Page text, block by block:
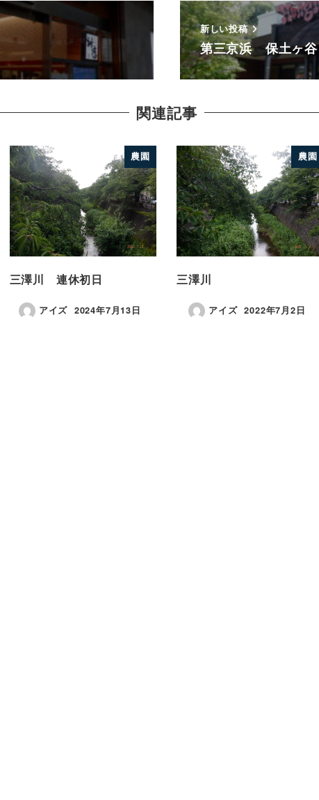
新しい投稿
第三京浜 保土ヶ谷
関連記事
農園
三澤川 連休初日
アイズ 2024年7月13日
農園
三澤川
アイズ 2022年7月2日